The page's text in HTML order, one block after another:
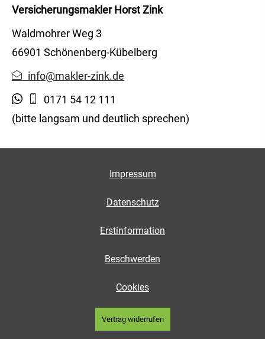
Ver­sicherungs­makler Horst Zink
Waldmohrer Weg 3
66901 Schönenberg-Kübelberg
info@makler-zink.de
0171 54 12 111
(bitte langsam und deutlich sprechen)
Impressum
Datenschutz
Erstinformation
Beschwerden
Cookies
Vertrag widerrufen